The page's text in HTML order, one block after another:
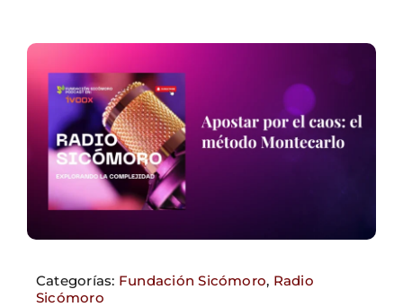
Categorías: Fundación Sicómoro, Radio
Sicómoro